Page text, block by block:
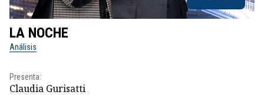
LA NOCHE
Análisis
Presenta:
Claudia Gurisatti